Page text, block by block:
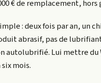
€ de remplacement, hors
: deux fois par an, un
abrasif, pas de
autolubrifié. Lui mettre du
mois.